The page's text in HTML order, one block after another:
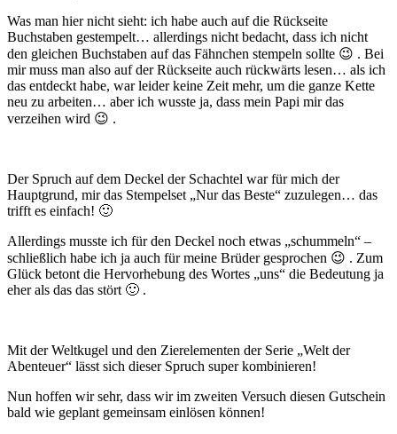
Was man hier nicht sieht: ich habe auch auf die Rückseite
Buchstaben gestempelt… allerdings nicht bedacht, dass ich nicht
den gleichen Buchstaben auf das Fähnchen stempeln sollte 😉 . Bei
mir muss man also auf der Rückseite auch rückwärts lesen… als ich
das entdeckt habe, war leider keine Zeit mehr, um die ganze Kette
neu zu arbeiten… aber ich wusste ja, dass mein Papi mir das
verzeihen wird 😉 .
Der Spruch auf dem Deckel der Schachtel war für mich der
Hauptgrund, mir das Stempelset „Nur das Beste“ zuzulegen… das
trifft es einfach! 🙂
Allerdings musste ich für den Deckel noch etwas „schummeln“ –
schließlich habe ich ja auch für meine Brüder gesprochen 😉 . Zum
Glück betont die Hervorhebung des Wortes „uns“ die Bedeutung ja
eher als das das stört 🙂 .
Mit der Weltkugel und den Zierelementen der Serie „Welt der
Abenteuer“ lässt sich dieser Spruch super kombinieren!
Nun hoffen wir sehr, dass wir im zweiten Versuch diesen Gutschein
bald wie geplant gemeinsam einlösen können!